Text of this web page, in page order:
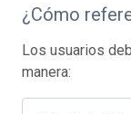
¿Cómo
Los usuarios
manera: